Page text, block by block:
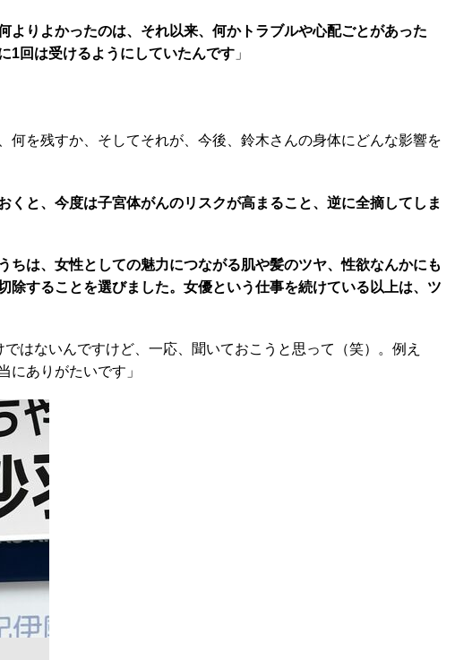
よりよかったのは、それ以来、何かトラブルや心配ごとがあった
1回は受けるようにしていたんです 」
を残すか、そしてそれが、今後、鈴木さんの身体にどんな影響を
くと、今度は子宮体がんのリスクが高まること、逆に全摘してしま
は、女性としての魅力につながる肌や髪のツヤ、性欲なんかにも
することを選びました。女優という仕事を続けている以上は、ツ
はないんですけど、一応、聞いておこうと思って（笑）。例え
ありがたいです」